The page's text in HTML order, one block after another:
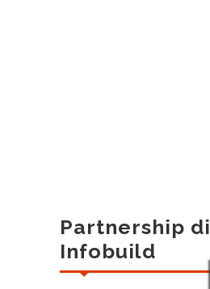
Partnership di
Infobuild